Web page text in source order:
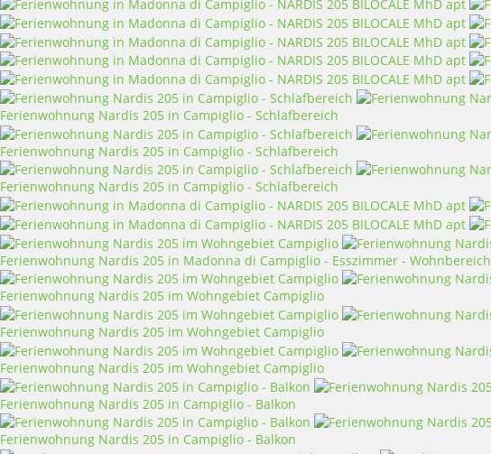
Ferienwohnung Nardis 205 in Campiglio - Schlafbereich
Ferienwohnung Nardis 205 in Campiglio - Schlafbereich
Ferienwohnung Nardis 205 in Campiglio - Schlafbereich
Ferienwohnung Nardis 205 in Madonna di Campiglio - Esszimmer - Wohnbereich
Ferienwohnung Nardis 205 im Wohngebiet Campiglio
Ferienwohnung Nardis 205 im Wohngebiet Campiglio
Ferienwohnung Nardis 205 im Wohngebiet Campiglio
Ferienwohnung Nardis 205 in Campiglio - Balkon
Ferienwohnung Nardis 205 in Campiglio - Balkon